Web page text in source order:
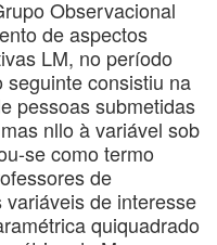
Observacional
de aspectos
LM, no período
consistiu na
pessoas submetidas
nllo à variável sob
se como termo
de
de interesse
quiquadrado